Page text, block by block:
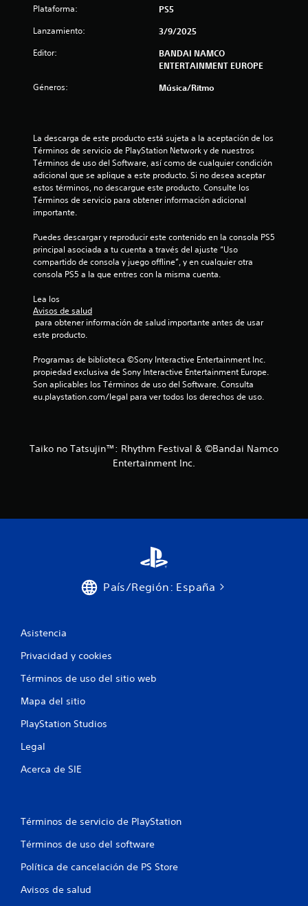
Plataforma: PS5
Lanzamiento: 3/9/2025
Editor:
BANDAI NAMCO
ENTERTAINMENT EUROPE
Géneros: Música/Ritmo
La descarga de este producto está sujeta a la aceptación de los
Términos de servicio de PlayStation Network y de nuestros
Términos de uso del Software, así como de cualquier condición
adicional que se aplique a este producto. Si no desea aceptar
estos términos, no descargue este producto. Consulte los
Términos de servicio para obtener información adicional
importante.
Puedes descargar y reproducir este contenido en la consola PS5
principal asociada a tu cuenta a través del ajuste “Uso
compartido de consola y juego offline”, y en cualquier otra
consola PS5 a la que entres con la misma cuenta.
Lea los
Avisos de salud
este producto.
Programas de biblioteca ©Sony Interactive Entertainment Inc.
propiedad exclusiva de Sony Interactive Entertainment Europe.
Son aplicables los Términos de uso del Software. Consulta
eu.playstation.com/legal para ver todos los derechos de uso.
Taiko no Tatsujin™: Rhythm Festival & ©Bandai Namco
Entertainment Inc.
País/Región: España
Asistencia
Privacidad y cookies
Términos de uso del sitio web
Mapa del sitio
PlayStation Studios
Legal
Acerca de SIE
Términos de servicio de PlayStation
Términos de uso del software
Política de cancelación de PS Store
Avisos de salud